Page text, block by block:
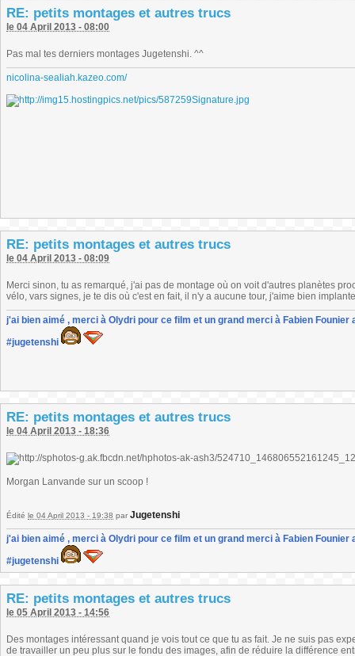
RE: petits montages et autres trucs
le 04 April 2013 - 08:00
Pas mal tes derniers montages Jugetenshi. ^^
nicolina-sealiah.kazeo.com/
RE: petits montages et autres trucs
le 04 April 2013 - 08:09
Merci sinon, tu as remarqué, j'ai pas de montage où on voit d'autres planètes
vélo, vars signes, je te dis où c'est en fait, il n'y a aucune tour, j'aime bien
j'ai bien aimé , merci à Olydri pour ce film et un grand merci à Fabien
#jugetenshi
RE: petits montages et autres trucs
le 04 April 2013 - 18:36
Morgan Lanvande sur un scoop !
Édité le 04 April 2013 - 19:38 par Jugetenshi
j'ai bien aimé , merci à Olydri pour ce film et un grand merci à Fabien
#jugetenshi
RE: petits montages et autres trucs
le 05 April 2013 - 14:56
Des montages intéressant quand je vois tout ce que tu as fait. Je ne suis pas
de travailler un peu plus sur le fondu des images, afin de réduire la différence